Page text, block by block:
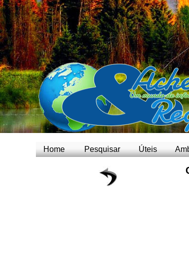
Home
Pesquisar Úteis